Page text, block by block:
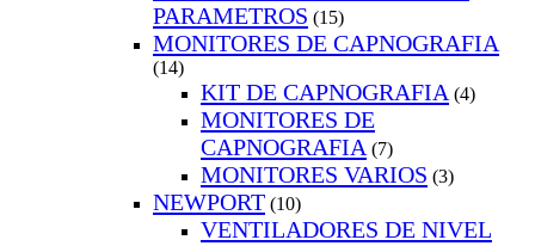
PARAMETROS (15)
MONITORES DE CAPNOGRAFIA
(14)
KIT DE CAPNOGRAFIA (4)
MONITORES DE
CAPNOGRAFIA (7)
MONITORES VARIOS (3)
NEWPORT (10)
VENTILADORES DE NIVEL